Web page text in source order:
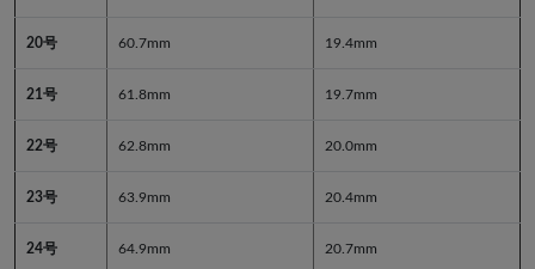
20号 60.7mm 19.4mm
21号 61.8mm 19.7mm
22号 62.8mm 20.0mm
23号 63.9mm 20.4mm
24号 64.9mm 20.7mm